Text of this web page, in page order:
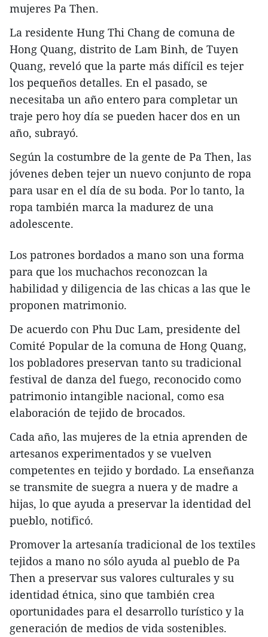
mujeres Pa Then.
La residente Hung Thi Chang de comuna de
Hong Quang, distrito de Lam Binh, de Tuyen
Quang, reveló que la parte más difícil es tejer
los pequeños detalles. En el pasado, se
necesitaba un año entero para completar un
traje pero hoy día se pueden hacer dos en un
año, subrayó.
Según la costumbre de la gente de Pa Then, las
jóvenes deben tejer un nuevo conjunto de ropa
para usar en el día de su boda. Por lo tanto, la
ropa también marca la madurez de una
adolescente.
Los patrones bordados a mano son una forma
para que los muchachos reconozcan la
habilidad y diligencia de las chicas a las que le
proponen matrimonio.
De acuerdo con Phu Duc Lam, presidente del
Comité Popular de la comuna de Hong Quang,
los pobladores preservan tanto su tradicional
festival de danza del fuego, reconocido como
patrimonio intangible nacional, como esa
elaboración de tejido de brocados.
Cada año, las mujeres de la etnia aprenden de
artesanos experimentados y se vuelven
competentes en tejido y bordado. La enseñanza
se transmite de suegra a nuera y de madre a
hijas, lo que ayuda a preservar la identidad del
pueblo, notificó.
Promover la artesanía tradicional de los textiles
tejidos a mano no sólo ayuda al pueblo de Pa
Then a preservar sus valores culturales y su
identidad étnica, sino que también crea
oportunidades para el desarrollo turístico y la
generación de medios de vida sostenibles.